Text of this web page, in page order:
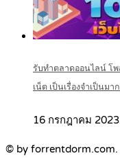
รับทำตลาดออนไลน์ โ
เน็ต เป็นเรื่องจำเป็นม
16 กรกฎาคม 2023
© by forrentdorm.com.